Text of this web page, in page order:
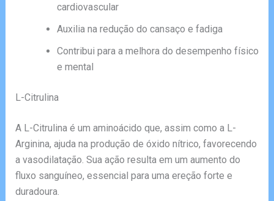
cardiovascular
Auxilia na redução do cansaço e fadiga
Contribui para a melhora do desempenho físico
e mental
L-Citrulina
A L-Citrulina é um aminoácido que, assim como a L-
Arginina, ajuda na produção de óxido nítrico, favorecendo
a vasodilatação. Sua ação resulta em um aumento do
fluxo sanguíneo, essencial para uma ereção forte e
duradoura.